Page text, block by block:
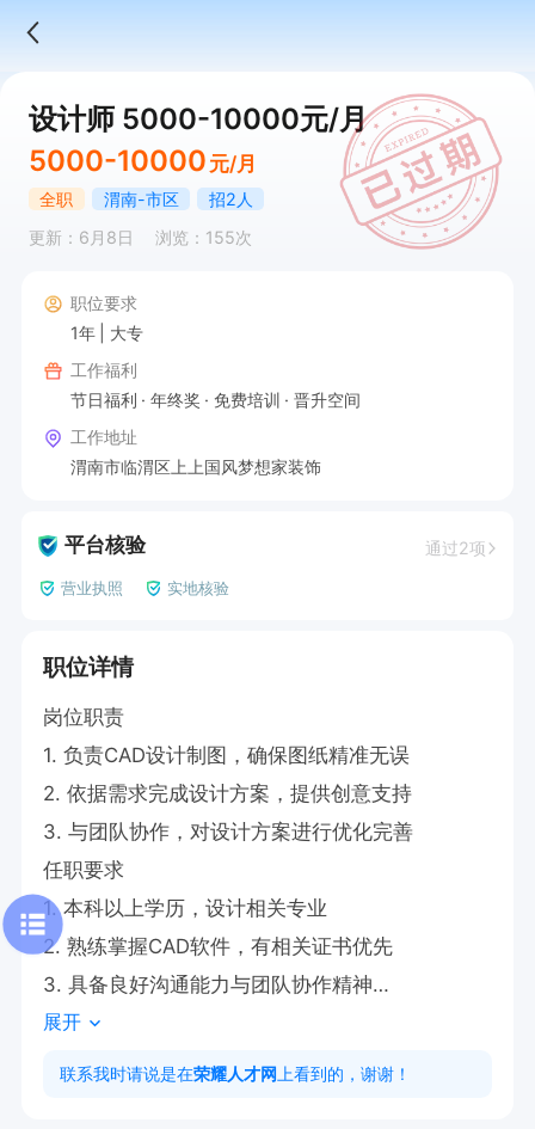
设计师 5000-10000元/月
5000-10000 元/月
全职 渭南-市区
招2人
更新：6月8日
浏览：155次
职位要求
1年
大专
工作福利
节日福利
年终奖 免费培训
晋升空间
工作地址
渭南市临渭区上上国风梦想家装饰
平台核验 通过2项
营业执照 实地核验
职位详情
岗位职责
1. 负责CAD设计制图，确保图纸精准无误
2. 依据需求完成设计方案，提供创意支持
3. 与团队协作，对设计方案进行优化完善
任职要求
1. 本科以上学历，设计相关专业
2. 熟练掌握CAD软件，有相关证书优先
3. 具备良好沟通能力与团队协作精神
薪资：5000-10000元
展开
联系我时请说是在荣耀人才网 上看到的，谢谢！